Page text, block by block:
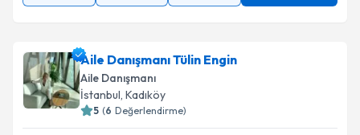
Aile Danışmanı Tülin Engin
Aile Danışmanı
İstanbul, Kadıköy
5 (6 Değerlendirme)